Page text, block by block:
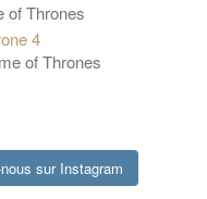
of Thrones
of Thrones
sur Instagram